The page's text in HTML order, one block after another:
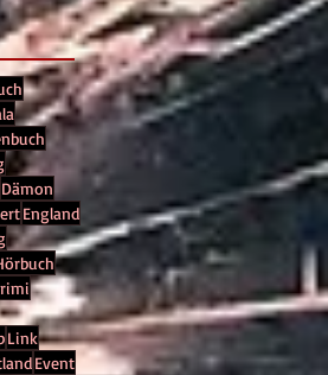
Dämon
England
Link
Event